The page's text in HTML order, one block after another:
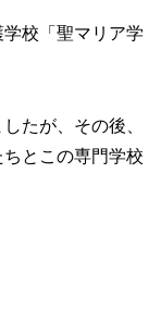
校「聖マリア学
たが、その後、
とこの専門学校